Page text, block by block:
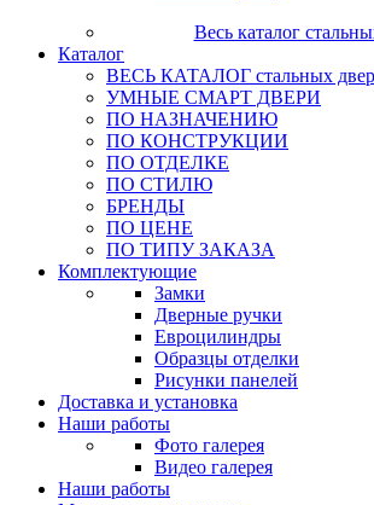
Весь каталог
Каталог
ВЕСЬ КАТАЛОГ стальных
УМНЫЕ СМАРТ ДВЕРИ
ПО НАЗНАЧЕНИЮ
ПО КОНСТРУКЦИИ
ПО ОТДЕЛКЕ
ПО СТИЛЮ
БРЕНДЫ
ПО ЦЕНЕ
ПО ТИПУ ЗАКАЗА
Комплектующие
Замки
Дверные ручки
Евроцилиндры
Образцы отделки
Рисунки панелей
Доставка и установка
Наши работы
Фото галерея
Видео галерея
Наши работы